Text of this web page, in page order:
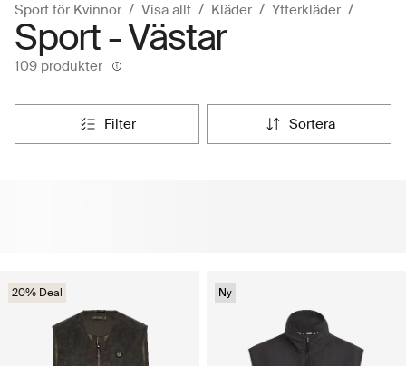
Sport för Kvinnor Visa allt Kläder Ytterkläder
Sport - Västar
109 produkter
filter sortera
20% Deal Ny